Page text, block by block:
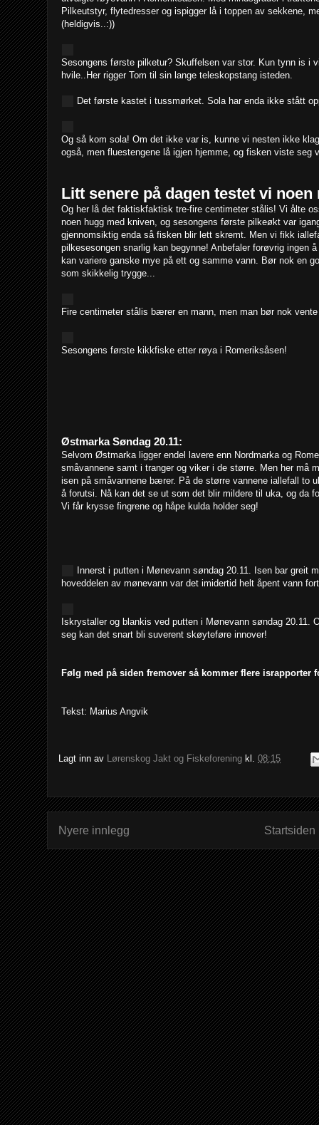
Pilkeutstyr, flytedresser og ispigger lå i toppen av sekkene,
(heldigvis..:))
Sesongens første pilketur? Skuffelsen var stor. Kun tynn is i
hvile..Her rigger Tom til sin lange teleskopstang isteden.
Det første kastet i tussmørket. Sola har enda ikke stått
Og så kom sola! Om det ikke var is, kunne vi nesten ikke
også, men fluestengene lå igjen hjemme, og fisken viste seg
Litt senere på dagen testet vi
Og her lå det faktiskfaktisk tre-fire centimeter stålis! Vi ålte
noen hugg med kniven, og sesongens første pilkeøkt var
gjennomsiktig enda så fisken blir lett skremt. Men vi fikk
pilkesesongen snarlig kan begynne! Anbefaler forøvrig
kan variere ganske mye på ett og samme vann. Bør nok en
som skikkelig trygge...
Fire centimeter stålis bærer en mann, men man bør nok
Sesongens første kikkfiske etter røya i Romeriksåsen!
Østmarka Søndag 20.11:
Selvom Østmarka ligger endel lavere enn Nordmarka og
småvannene samt i tranger og viker i de større. Men her må
isen på småvannene bærer. På de større vannene iallefall to
å forutsi. Nå kan det se ut som det blir mildere til uka, og da
Vi får krysse fingrene og håpe kulda holder seg!
Innerst i putten i Mønevann søndag 20.11. Isen bar greit
hoveddelen av mønevann var det imidertid helt åpent vann
Iskrystaller og blankis ved putten i Mønevann søndag
seg kan det snart bli suverent skøyteføre innover!
Følg med på siden fremover så kommer flere israpporter
Tekst: Marius Angvik
Lagt inn av Lørenskog Jakt og Fiskeforening kl. 08:15
Nyere innlegg Startsiden